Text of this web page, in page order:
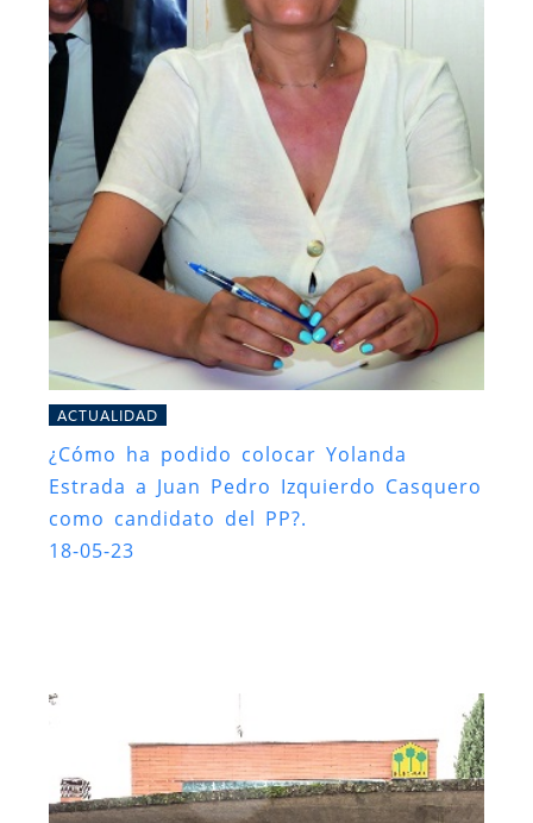
ACTUALIDAD
¿Cómo ha podido colocar Yolanda
Estrada a Juan Pedro Izquierdo Casquero
como candidato del PP?.
18-05-23